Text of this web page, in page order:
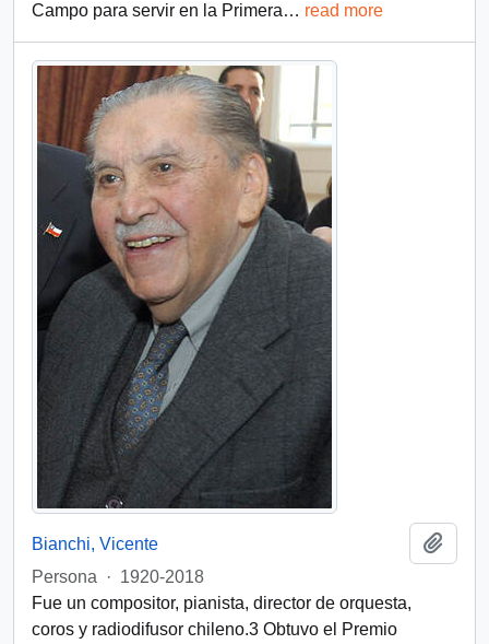
Campo para servir en la Primera… read more
Bianchi, Vicente
Persona
· 1920-2018
Fue un compositor, pianista, director de orquesta,
coros y radiodifusor chileno.3​ Obtuvo el Premio